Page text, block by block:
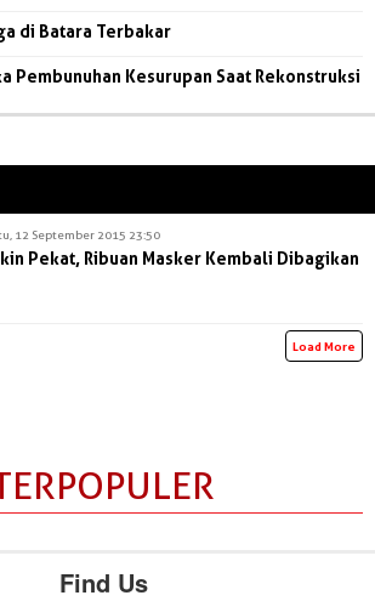
di Batara Terbakar
Pembunuhan Kesurupan Saat Rekonstruksi
12 September 2015 23:50
Pekat, Ribuan Masker Kembali Dibagikan
Load More
Find Us